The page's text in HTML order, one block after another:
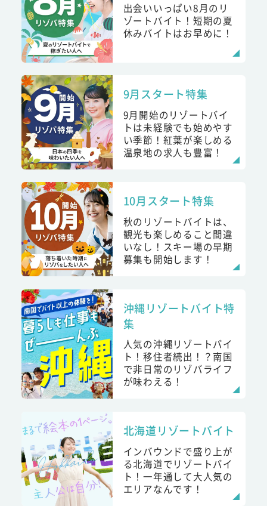
出会いいっぱい8月のリ
ゾートバイト！短期の夏
休みバイトはお早めに！
9月スタート特集
9月開始のリゾートバイ
トは未経験でも始めやす
い季節！紅葉が楽しめる
温泉地の求人も豊富！
10月スタート特集
秋のリゾートバイトは、
観光も楽しめること間違
いなし！スキー場の早期
募集も開始します！
沖縄リゾートバイト特
集
人気の沖縄リゾートバイ
ト！移住者続出！？南国
で非日常のリゾバライフ
が味わえる！
北海道リゾートバイト
インバウンドで盛り上が
る北海道でリゾートバイ
ト！一年通して大人気の
エリアなんです！